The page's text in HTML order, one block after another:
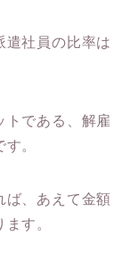
遣社員の比率は
トである、解雇
。
ば、あえて金額
す。